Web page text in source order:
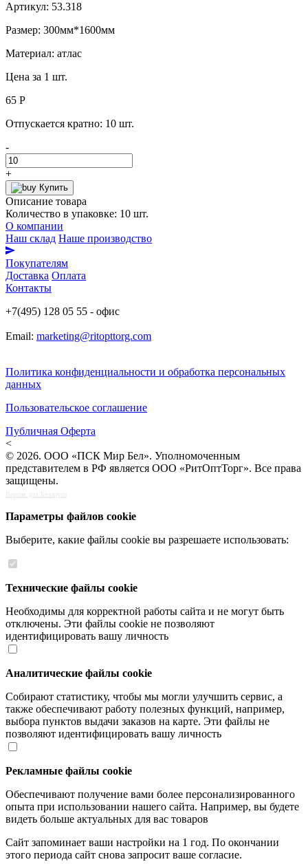
Артикул: 53.318
Размер: 300мм*1600мм
Материал: атлас
Цена за 1 шт.
65 Р
Отпускается кратно: 10 шт.
-
+
Купить
Описание товара
Количество в упаковке: 10 шт.
О компании
Наш склад Наше производство
Покупателям
Доставка Оплата
Контакты
+7(495) 128 05 55 - офис
Email: marketing@ritopttorg.com
Политика конфиденциальности и обработка персональных
данных
Пользовательское соглашение
Публичная Оферта
<
© 2026. ООО «ПСК Мир Бел». Уполномоченным
представителем в РФ является ООО «РитОптТорг». Все права
защищены.
Версия для Беларуси
Параметры файлов cookie
Выберите, какие файлы cookie вы разрешаете использовать:
Технические файлы cookie
Необходимы для корректной работы сайта и не могут быть
отключены. Эти файлы cookie не позволяют
идентифицировать вашу личность
Аналитические файлы cookie
Собирают статистику, чтобы мы могли улучшить сервис, а
также обеспечивают работу полезных функций, например,
выбора пунктов выдачи заказов на карте. Эти файлы не
позволяют идентифицировать вашу личность
Рекламные файлы cookie
Обеспечивают получение вами более персонализированного
опыта при использовании нашего сайта. Например, вы будете
видеть больше актуальных для вас товаров
Сайт запоминает ваши настройки на 1 год. По окончании
этого периода сайт снова запросит ваше согласие.